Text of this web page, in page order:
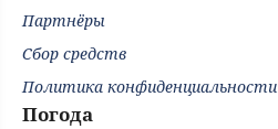
Партнёры
Сбор средств
Политика конфиденциальности
Погода